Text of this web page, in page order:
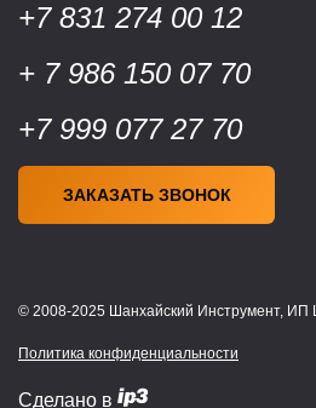
+7 831 274 00 12
+ 7 986 150 07 70
+7 999 077 27 70
ЗАКАЗАТЬ ЗВОНОК
© 2008-2025 Шанхайский Инструмент, ИП
Политика конфиденциальности
Сделано в